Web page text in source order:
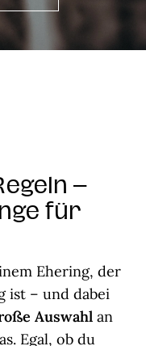
–
für
Ehering, der
ist – und dabei
Auswahl an
Egal, ob du